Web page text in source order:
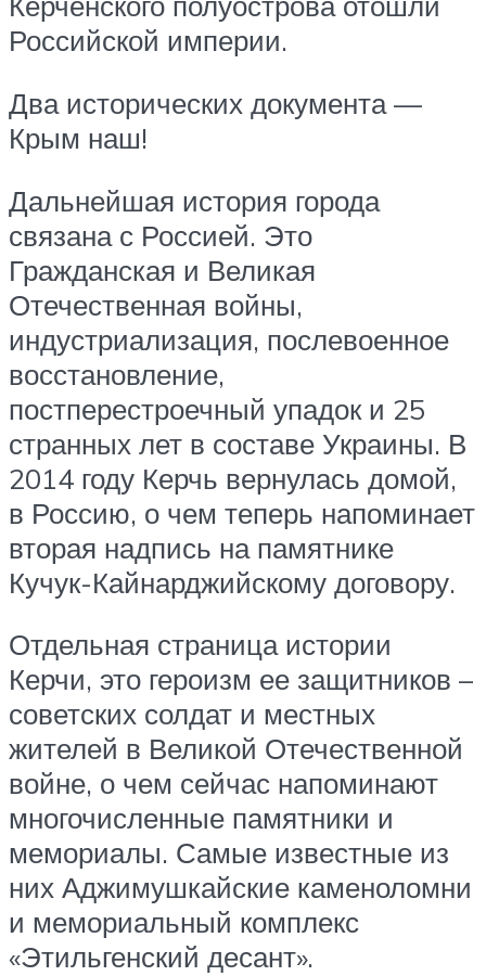
Российской империи.
Два исторических документа —
Крым наш!
Дальнейшая история города
связана с Россией. Это
Гражданская и Великая
Отечественная войны,
индустриализация, послевоенное
восстановление,
постперестроечный упадок и 25
странных лет в составе Украины. В
2014 году Керчь вернулась домой,
в Россию, о чем теперь напоминает
вторая надпись на памятнике
Кучук-Кайнарджийскому договору.
Отдельная страница истории
Керчи, это героизм ее защитников –
советских солдат и местных
жителей в Великой Отечественной
войне, о чем сейчас напоминают
многочисленные памятники и
мемориалы. Самые известные из
них Аджимушкайские каменоломни
и мемориальный комплекс
«Этильгенский десант».